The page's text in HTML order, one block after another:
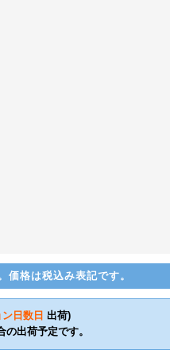
格は税込み表記です。
ン日数 日 出荷)
出荷予定です。